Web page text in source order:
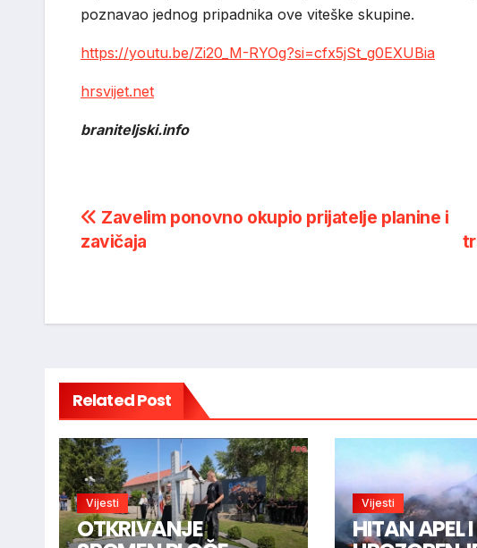
poznavao jednog pripadnika ove viteške skupine.
https://youtu.be/Zi20_M-RYOg?si=cfx5jSt_g0EXUBia
hrsvijet.net
braniteljski.info
Post
navigation
Zavelim ponovno okupio prijatelje planine i
zavičaja
Related Post
Vijesti
OTKRIVANJE
Vijesti
HITAN APEL I